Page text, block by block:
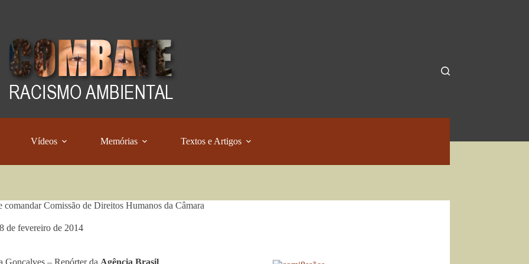
Vídeos Memórias Textos e Artigos
comandar Comissão de Direitos Humanos da Câmara
de fevereiro de 2014
Gonçalves – Repórter da Agência Brasil